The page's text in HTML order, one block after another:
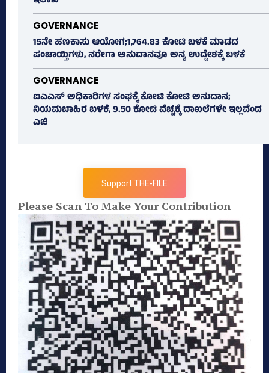
GOVERNANCE
15ನೇ ಹಣಕಾಸು ಆಯೋಗ;1,764.83 ಕೋಟಿ ಬಳಕೆ ಮಾಡದ
ಪಂಚಾಯ್ತಿಗಳು, ನರೇಗಾ ಅನುದಾನವೂ ಅನ್ಯ ಉದ್ದೇಶಕ್ಕೆ ಬಳಕೆ
GOVERNANCE
ಐಎಎಸ್‌ ಅಧಿಕಾರಿಗಳ ಸಂಘಕ್ಕೆ ಕೋಟಿ ಕೋಟಿ ಅನುದಾನ;
ನಿಯಮಬಾಹಿರ ಬಳಕೆ, 9.50 ಕೋಟಿ ವೆಚ್ಚಕ್ಕೆ ದಾಖಲೆಗಳೇ ಇಲ್ಲವೆಂದ
ಎಜಿ
Support THE-FILE
Please Scan To Make Your Contribution